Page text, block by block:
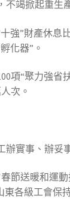
竭掀起重生
強”財產休息
化器”。
項“聚力強
次。
辦實事、辦妥
節送暖和運
各級工會保